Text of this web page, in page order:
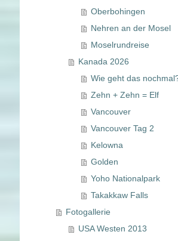
Oberbohingen
Nehren an der Mosel
Moselrundreise
Kanada 2026
Wie geht das
Zehn + Zehn = Elf
Vancouver
Vancouver Tag 2
Kelowna
Golden
Yoho Nationalpark
Takakkaw Falls
Fotogallerie
USA Westen 2013